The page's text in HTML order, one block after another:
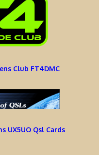
Club FT4DMC
UX5UO Qsl Cards